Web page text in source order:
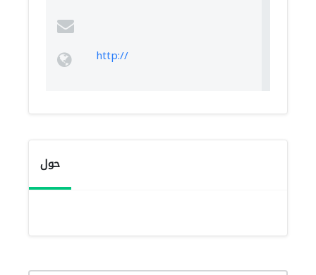
http://
حول